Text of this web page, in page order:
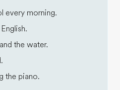
every morning.
English.
the water.
the piano.